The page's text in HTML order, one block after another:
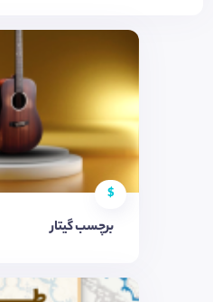
$
برچسب گیتار